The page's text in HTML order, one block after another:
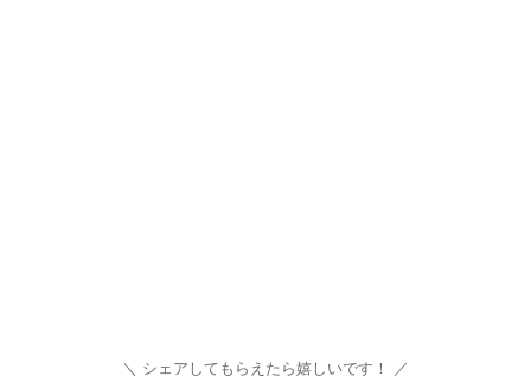
シェアしてもらえたら嬉しいです！